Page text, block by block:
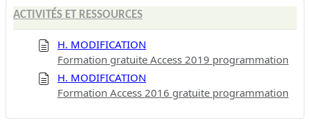
ACTIVITÉS ET RESSOURCES
H. MODIFICATION
Formation gratuite Access 2019 programmation
H. MODIFICATION
Formation Access 2016 gratuite programmation